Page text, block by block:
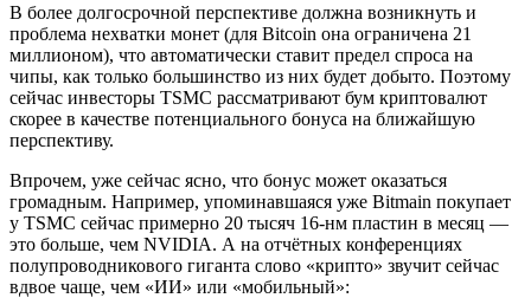
В более долгосрочной перспективе должна возникнуть и
проблема нехватки монет (для Bitcoin она ограничена 21
миллионом), что автоматически ставит предел спроса на
чипы, как только большинство из них будет добыто. Поэтому
сейчас инвесторы TSMC рассматривают бум криптовалют
скорее в качестве потенциального бонуса на ближайшую
перспективу.
Впрочем, уже сейчас ясно, что бонус может оказаться
громадным. Например, упоминавшаяся уже Bitmain покупает
у TSMC сейчас примерно 20 тысяч 16-нм пластин в месяц —
это больше, чем NVIDIA. А на отчётных конференциях
полупроводникового гиганта слово «крипто» звучит сейчас
вдвое чаще, чем «ИИ» или «мобильный»: